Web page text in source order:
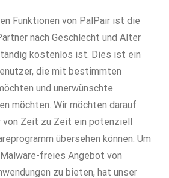
Funktionen von PalPair ist die
nach Geschlecht und Alter
kostenlos ist. Dies ist ein
die mit bestimmten
und unerwünschte
möchten. Wir möchten darauf
von Zeit zu Zeit ein potenziell
übersehen können. Um
freies Angebot von
zu bieten, hat unser